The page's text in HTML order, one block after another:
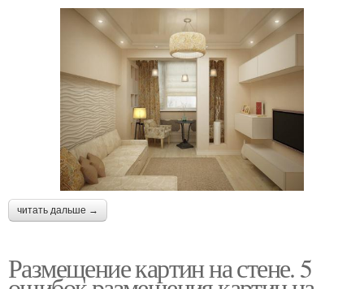
читать дальше →
Размещение картин на стене. 5